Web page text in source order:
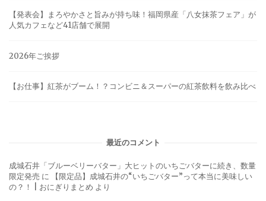
【発表会】まろやかさと旨みが持ち味！福岡県産「八女抹茶フェア」が
人気カフェなど41店舗で展開
2026年ご挨拶
【お仕事】紅茶がブーム！？コンビニ＆スーパーの紅茶飲料を飲み比べ
最近のコメント
成城石井「ブルーベリーバター」大ヒットのいちごバターに続き、数量
限定発売 に
【限定品】成城石井の“いちごバター”って本当に美味しい
の？！ | おにぎりまとめ より